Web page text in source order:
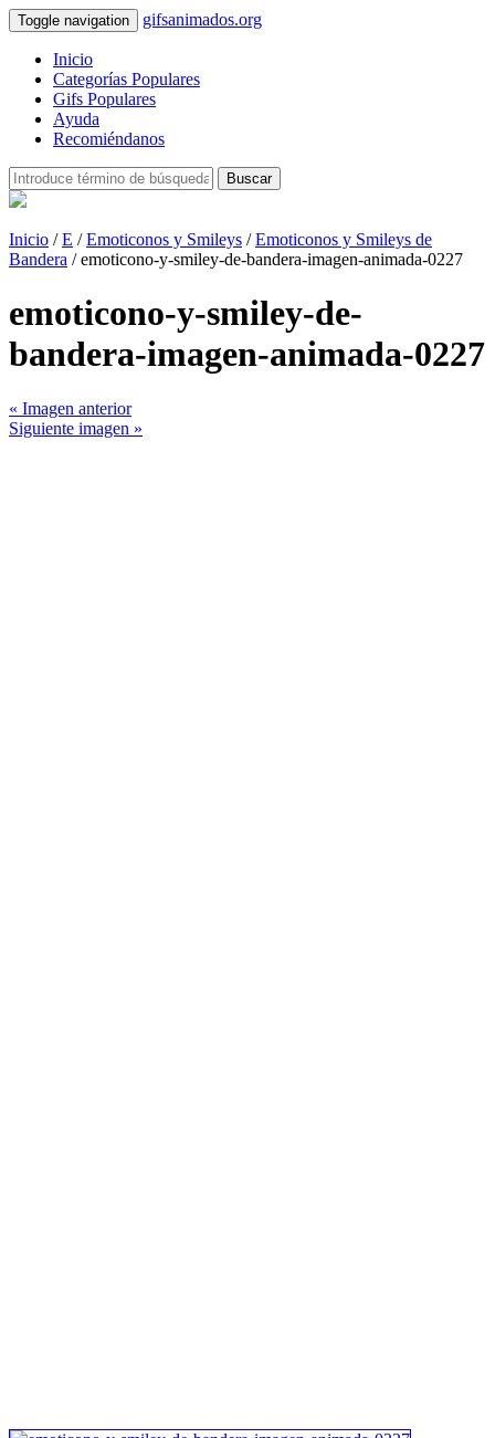
Toggle navigation gifsanimados.org
Inicio
Categorías Populares
Gifs Populares
Ayuda
Recomiéndanos
Buscar
Inicio /E /Emoticonos y Smileys /Emoticonos y Smileys de
Bandera / emoticono-y-smiley-de-bandera-imagen-animada-0227
emoticono-y-smiley-de-
bandera-imagen-animada-0227
« Imagen anterior
Siguiente imagen »